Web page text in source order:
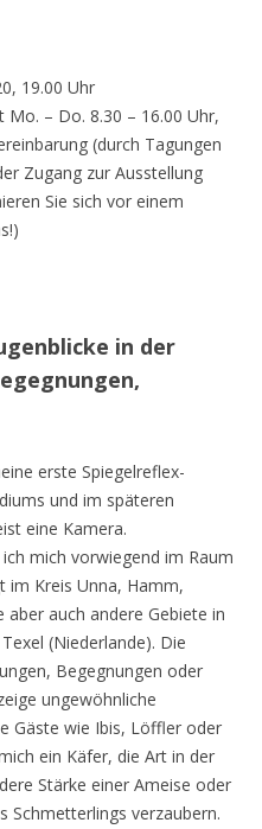
19.00 Uhr
Mo. – Do. 8.30 – 16.00 Uhr,
(durch Tagungen
Zugang zur Ausstellung
Sie sich vor einem
in der
erste Spiegelreflex-
und im späteren
eine Kamera.
mich vorwiegend im Raum
im Kreis Unna, Hamm,
aber auch andere Gebiete in
(Niederlande). Die
Begegnungen oder
ungewöhnliche
Gäste wie Ibis, Löffler oder
ein Käfer, die Art in der
Stärke einer Ameise oder
Schmetterlings verzaubern.